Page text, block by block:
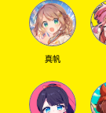
真帆